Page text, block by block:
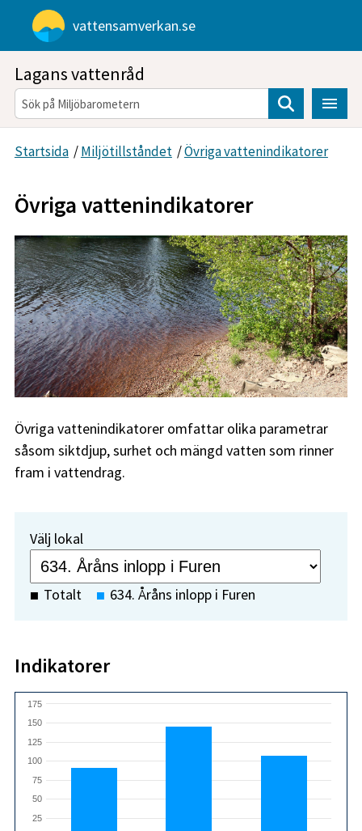
Gå direkt till sidans innehåll
vattensamverkan.se
Lagans vattenråd
Sök
Startsida /Miljötillståndet /Övriga vattenindikatorer
Övriga vattenindikatorer
Övriga vattenindikatorer omfattar olika parametrar
såsom siktdjup, surhet och mängd vatten som rinner
fram i vattendrag.
Välj lokal
Totalt 634. Åråns inlopp i Furen
Indikatorer
25
50
75
100
125
150
175